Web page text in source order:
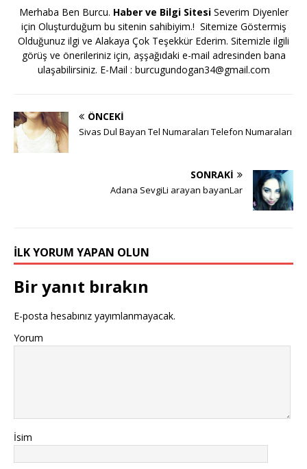
Merhaba Ben Burcu. Haber ve Bilgi SitesiSeverim Diyenler
için Oluşturduğum bu sitenin sahibiyim.! Sitemize Göstermiş
Olduğunuz ilgi ve Alakaya Çok Teşekkür Ederim. Sitemizle ilgili
görüş ve önerileriniz için, aşşağıdaki e-mail adresinden bana
ulaşabilirsiniz. E-Mail : burcugundogan34@gmail.com
ÖNCEKI
Sivas Dul Bayan Tel Numaraları Telefon Numaraları
SONRAKI
Adana SevgiLi arayan bayanLar
İLK YORUM YAPAN OLUN
Bir yanıt bırakın
E-posta hesabınız yayımlanmayacak.
Yorum
İsim